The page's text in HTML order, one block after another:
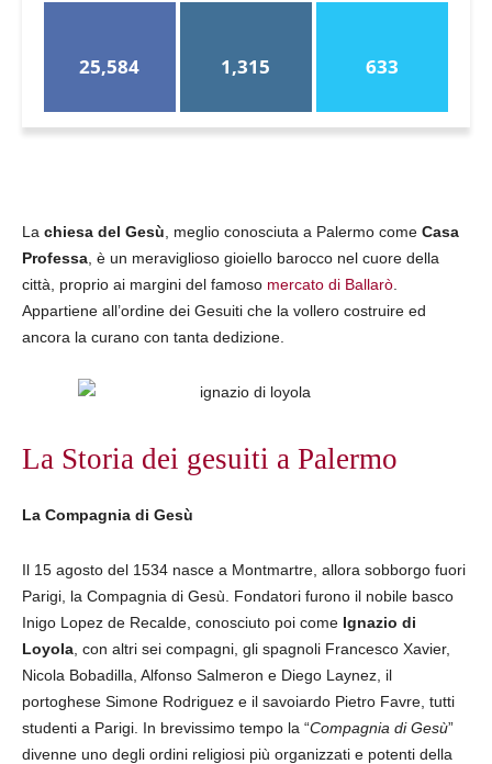
25,584 1,315 633
La chiesa del Gesù , meglio conosciuta a Palermo come Casa
Professa , è un meraviglioso gioiello barocco nel cuore della
città, proprio ai margini del famoso mercato di Ballarò
Appartiene all’ordine dei Gesuiti che la vollero costruire ed
ancora la curano con tanta dedizione.
La Storia dei gesuiti a Palermo
La Compagnia di Gesù
Il 15 agosto del 1534 nasce a Montmartre, allora sobborgo fuori
Parigi, la Compagnia di Gesù. Fondatori furono il nobile basco
Inigo Lopez de Recalde, conosciuto poi come Ignazio di
Loyola , con altri sei compagni, gli spagnoli Francesco Xavier,
Nicola Bobadilla, Alfonso Salmeron e Diego Laynez, il
portoghese Simone Rodriguez e il savoiardo Pietro Favre, tutti
studenti a Parigi. In brevissimo tempo la “Compagnia di Gesù”
divenne uno degli ordini religiosi più organizzati e potenti della